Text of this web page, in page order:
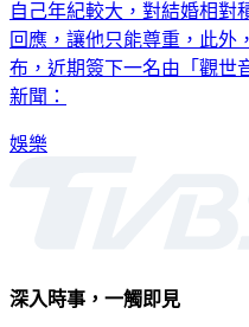
自己年紀較大，對結婚相對
回應，讓他只能尊重，此外
布，近期簽下一名由「觀世
新聞：
娛樂
深入時事，一觸即見